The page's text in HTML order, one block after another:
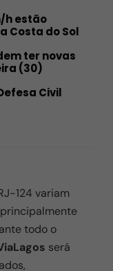
h estão
Costa do Sol
ter novas
(30)
Civil
124 variam
todo o
será